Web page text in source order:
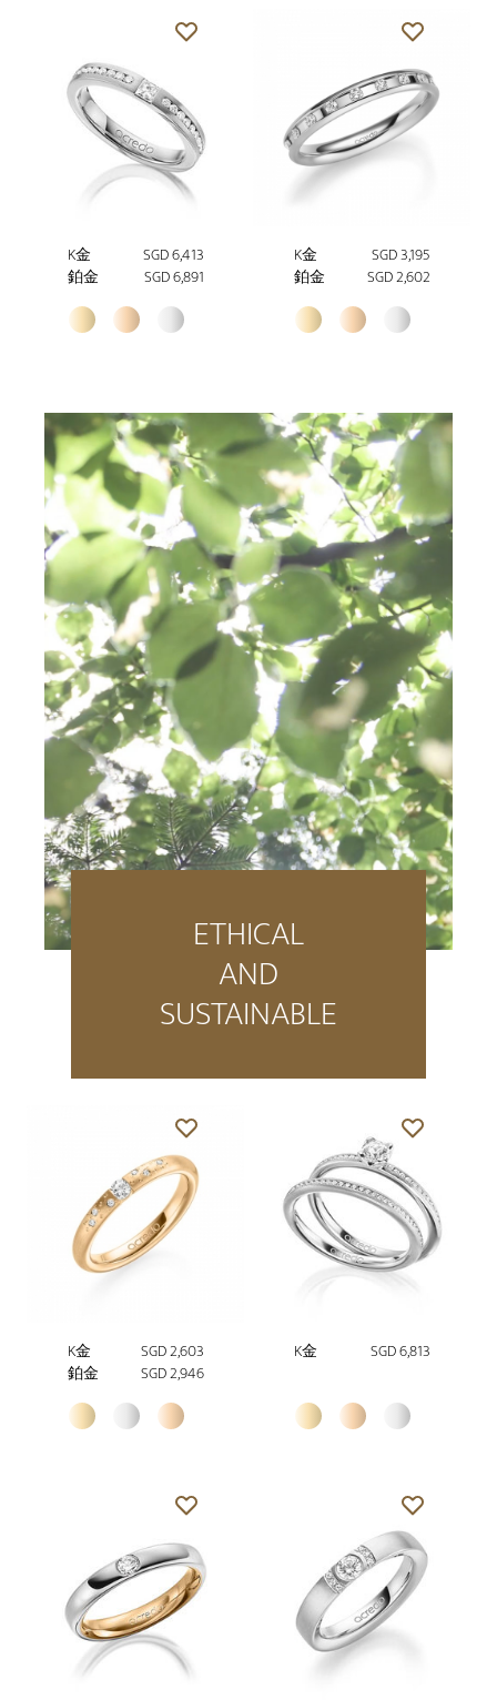
K金
SGD 6,413
鉑金
SGD 6,891
K金
SGD 3,195
鉑金
SGD 2,602
ETHICAL
AND
SUSTAINABLE
K金
SGD 2,603
鉑金
SGD 2,946
K金 SGD 6,813